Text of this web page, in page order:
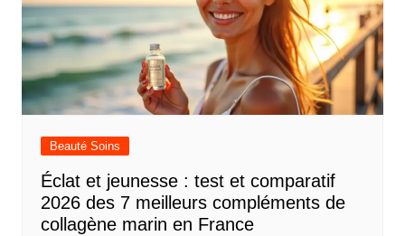
Beauté Soins
Éclat et jeunesse : test et comparatif
2026 des 7 meilleurs compléments de
collagène marin en France